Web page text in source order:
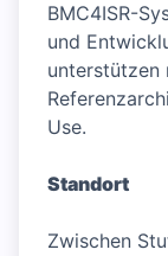
BMC4ISR-
und
unterstützen
Use.
Standort
Zwischen